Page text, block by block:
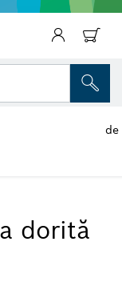
dorită
DF